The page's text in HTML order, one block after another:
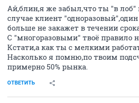
Ай,блин,я же забыл,что ты "в
случае клиент "одноразовый",один
больше не закажет в течении
С "многоразовыми" твоё правило
Кстати,а как ты с мелкими
Насколько я помню,по твоим
примерно 50% рынка.
ОТВЕТИТЬ